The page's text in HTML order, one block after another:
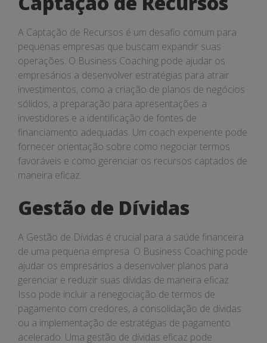
A Captação de Recursos é um desafio comum para
pequenas empresas que buscam expandir suas
operações. O Business Coaching pode ajudar os
empresários a desenvolver estratégias para atrair
investimentos, como a criação de planos de negócios
sólidos, a preparação para apresentações a
investidores e a identificação de fontes de
financiamento adequadas. Um coach experiente pode
fornecer orientação sobre como negociar termos
favoráveis e como gerenciar os recursos captados de
maneira eficaz.
Gestão de Dívidas
A Gestão de Dívidas é crucial para a saúde financeira
de uma pequena empresa. O Business Coaching pode
ajudar os empresários a desenvolver planos para
gerenciar e reduzir suas dívidas de maneira eficaz.
Isso pode incluir a renegociação de termos de
pagamento com credores, a consolidação de dívidas
ou a implementação de estratégias de pagamento
acelerado. Uma gestão de dívidas eficaz pode